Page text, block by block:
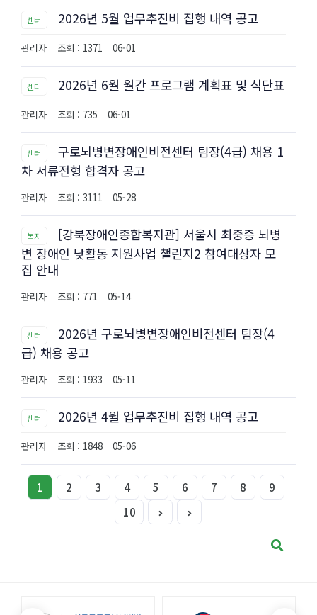
센터 2026년 5월 업무추진비 집행 내역 공고
관리자 조회 : 1371 06-01
센터 2026년 6월 월간 프로그램 계획표 및 식단표
관리자 조회 : 735 06-01
센터
구로뇌병변장애인비전센터 팀장(4급) 채용 1
차 서류전형 합격자 공고
관리자 조회 : 3111 05-28
복지
[강북장애인종합복지관] 서울시 최중증 뇌병
변 장애인 낮활동 지원사업 챌린지2 참여대상자 모
집 안내
관리자 조회 : 771 05-14
센터
2026년 구로뇌병변장애인비전센터 팀장(4
급) 채용 공고
관리자 조회 : 1933 05-11
센터 2026년 4월 업무추진비 집행 내역 공고
관리자 조회 : 1848 05-06
1 2 3 4 5 6 7 8
9
10